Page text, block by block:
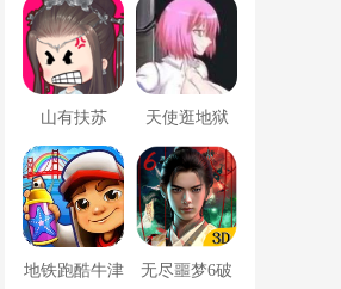
山有扶苏 天使逛地狱
地铁跑酷牛津 无尽噩梦6破